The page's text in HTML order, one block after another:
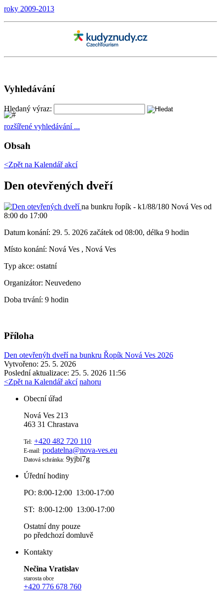
roky 2009-2013
Vyhledávání
Hledaný výraz:
rozšířené vyhledávání ...
Obsah
<Zpět na Kalendář akcí
Den otevřených dveří
na bunkru řopík - k1/88/180 Nová Ves od
8:00 do 17:00
Datum konání: 29. 5. 2026 začátek od 08:00, délka 9 hodin
Místo konání: Nová Ves , Nová Ves
Typ akce: ostatní
Organizátor: Neuvedeno
Doba trvání: 9 hodin
Příloha
Den otevřenýh dveří na bunkru Řopík Nová Ves 2026
Vytvořeno: 25. 5. 2026
Poslední aktualizace: 25. 5. 2026 11:56
<Zpět na Kalendář akcí nahoru
Obecní úřad
Nová Ves 213
463 31 Chrastava
Tel: +420 482 720 110
E-mail: podatelna@nova-ves.eu
Datová schránka: 9yjbi7g
Úřední hodiny
PO: 8:00-12:00 13:00-17:00
ST: 8:00-12:00 13:00-17:00
Ostatní dny pouze
po předchozí domluvě
Kontakty
Nečina Vratislav
starosta obce
+420 776 678 760